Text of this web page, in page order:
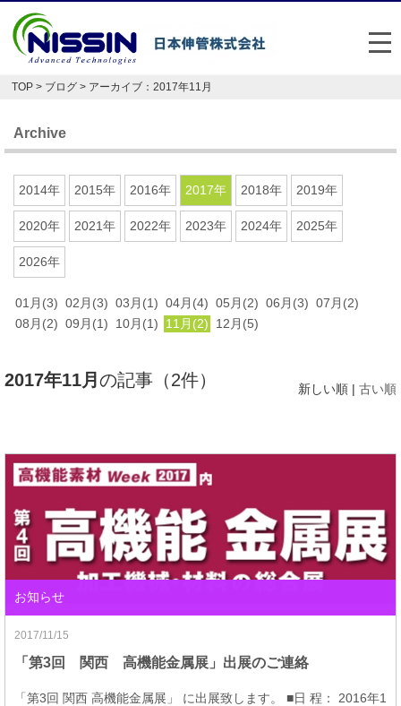
メ
日本伸管の強み
お悩み解決事例
企業情報
FAQ
048-477-7331 受付時間：平日8:30～17:30
TOP > ブログ > アーカイブ：2017年11月
Archive
2014年 2015年 2016年 2017年 2018年 2019年
2020年 2021年 2022年 2023年 2024年 2025年
2026年
01月(3) 02月(3) 03月(1) 04月(4) 05月(2) 06月(3) 07月(2)
08月(2) 09月(1) 10月(1) 11月(2) 12月(5)
2017年11月 の記事（2件） 新しい順 | 古い順
お知らせ
2017/11/15
「第3回 関西 高機能金属展」出展のご連絡
「第3回 関西 高機能金属展」 に出展致します。 ■日 程： 2016年1